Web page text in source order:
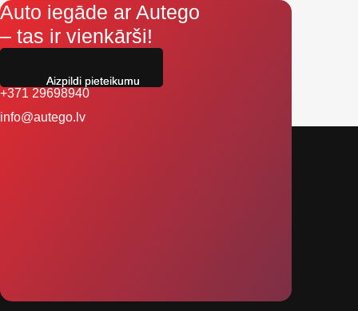
Auto iegāde ar Autego
– tas ir vienkārši!
+371 29698940
info@autego.lv